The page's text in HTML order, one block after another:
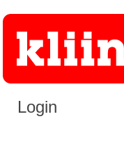
Login